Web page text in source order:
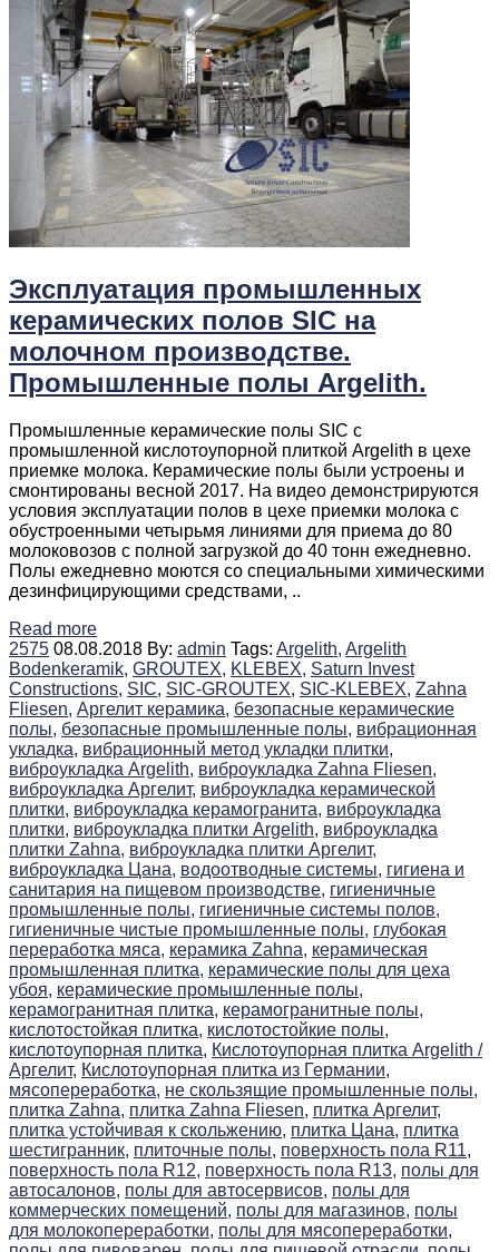
Эксплуатация промышленных
керамических полов SIC на
молочном производстве.
Промышленные полы Argelith.
Промышленные керамические полы SIC c
промышленной кислотоупорной плиткой Argelith в цехе
приемке молока. Керамические полы были устроены и
смонтированы весной 2017. На видео демонстрируются
условия эксплуатации полов в цехе приемки молока с
обустроенными четырьмя линиями для приема до 80
молоковозов с полной загрузкой до 40 тонн ежедневно.
Полы ежедневно моются со специальными химическими
дезинфицирующими средствами, ..
Read more
2575 08.08.2018 By: admin Tags: Argelith, Argelith
Bodenkeramik, GROUTEX, KLEBEX, Saturn Invest
Constructions, SIC, SIC-GROUTEX, SIC-KLEBEX, Zahna
Fliesen, Аргелит керамика, безопасные керамические
полы, безопасные промышленные полы, вибрационная
укладка, вибрационный метод укладки плитки,
виброукладка Argelith, виброукладка Zahna Fliesen,
виброукладка Аргелит, виброукладка керамической
плитки, виброукладка керамогранита, виброукладка
плитки, виброукладка плитки Argelith, виброукладка
плитки Zahna, виброукладка плитки Аргелит,
виброукладка Цана, водоотводные системы, гигиена и
санитария на пищевом производстве, гигиеничные
промышленные полы, гигиеничные системы полов,
гигиеничные чистые промышленные полы, глубокая
переработка мяса, керамика Zahna, керамическая
промышленная плитка, керамические полы для цеха
убоя, керамические промышленные полы,
керамогранитная плитка, керамогранитные полы,
кислотостойкая плитка, кислотостойкие полы,
кислотоупорная плитка, Кислотоупорная плитка Argelith /
Аргелит, Кислотоупорная плитка из Германии,
мясопереработка, не скользящие промышленные полы,
плитка Zahna, плитка Zahna Fliesen, плитка Аргелит,
плитка устойчивая к скольжению, плитка Цана, плитка
шестигранник, плиточные полы, поверхность пола R11,
поверхность пола R12, поверхность пола R13, полы для
автосалонов, полы для автосервисов, полы для
коммерческих помещений, полы для магазинов, полы
для молокопереработки, полы для мясопереработки,